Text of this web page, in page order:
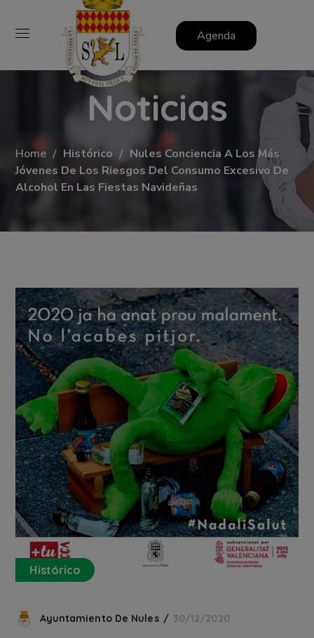
Agenda
Noticias
Home Histórico
Nules Conciencia A Los Más
Jóvenes De Los Riesgos Del Consumo Excesivo De
Alcohol En Las Fiestas Navideñas
Histórico
Ayuntamiento De Nules 30/12/2020